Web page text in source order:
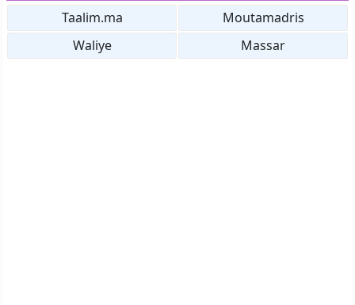
Moutamadris
Taalim.ma
Massar
Waliye